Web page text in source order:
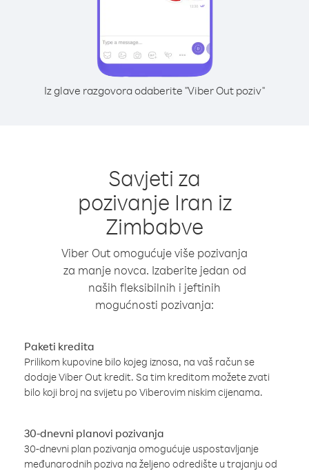
Iz glave razgovora odaberite "Viber Out poziv"
Savjeti za
pozivanje Iran iz
Zimbabve
Viber Out omogućuje više pozivanja
za manje novca. Izaberite jedan od
naših fleksibilnih i jeftinih
mogućnosti pozivanja:
Paketi kredita
Prilikom kupovine bilo kojeg iznosa, na vaš račun se
dodaje Viber Out kredit. Sa tim kreditom možete zvati
bilo koji broj na svijetu po Viberovim niskim cijenama.
30-dnevni planovi pozivanja
30-dnevni plan pozivanja omogućuje uspostavljanje
međunarodnih poziva na željeno odredište u trajanju od